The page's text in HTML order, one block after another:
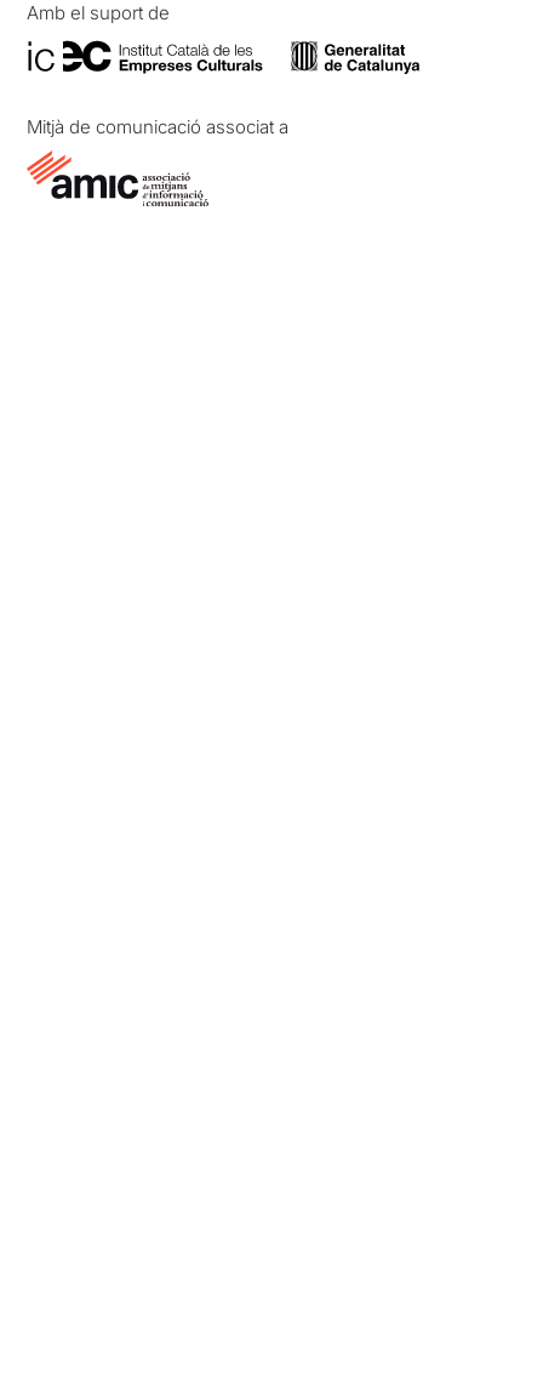
Amb el suport de
Mitjà de comunicació associat a